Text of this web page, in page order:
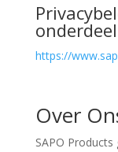
https://
Over
SAPO